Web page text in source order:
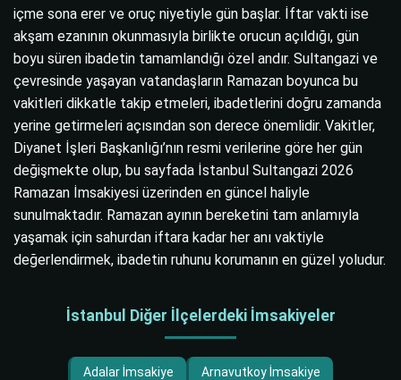
içme sona erer ve oruç niyetiyle gün başlar. İftar vakti ise
akşam ezanının okunmasıyla birlikte orucun açıldığı, gün
boyu süren ibadetin tamamlandığı özel andır. Sultangazi ve
çevresinde yaşayan vatandaşların Ramazan boyunca bu
vakitleri dikkatle takip etmeleri, ibadetlerini doğru zamanda
yerine getirmeleri açısından son derece önemlidir. Vakitler,
Diyanet İşleri Başkanlığı’nın resmi verilerine göre her gün
değişmekte olup, bu sayfada İstanbul Sultangazi 2026
Ramazan İmsakiyesi üzerinden en güncel haliyle
sunulmaktadır. Ramazan ayının bereketini tam anlamıyla
yaşamak için sahurdan iftara kadar her anı vaktiyle
değerlendirmek, ibadetin ruhunu korumanın en güzel yoludur.
İstanbul Diğer İlçelerdeki İmsakiyeler
Adalar İmsakiye Arnavutkoy İmsakiye